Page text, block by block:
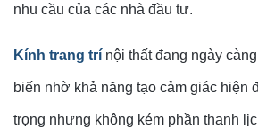
nhu cầu của các nhà đầu tư.
Kính trang trí nội thất đang ngày
biến nhờ khả năng tạo cảm giác hiện
trọng nhưng không kém phần thanh